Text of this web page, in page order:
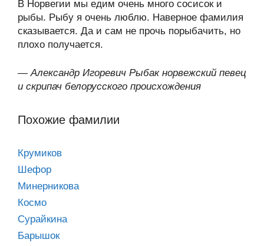
В Норвегии мы едим очень много сосисок и
рыбы. Рыбу я очень люблю. Наверное фамилия
сказывается. Да и сам не прочь порыбачить, но
плохо получается.
—Александр Игоревич Рыбак норвежский певец
и скрипач белорусского происхождения
Похожие фамилии
Крумиков
Шефор
Минерникова
Космо
Сурайкина
Барышок